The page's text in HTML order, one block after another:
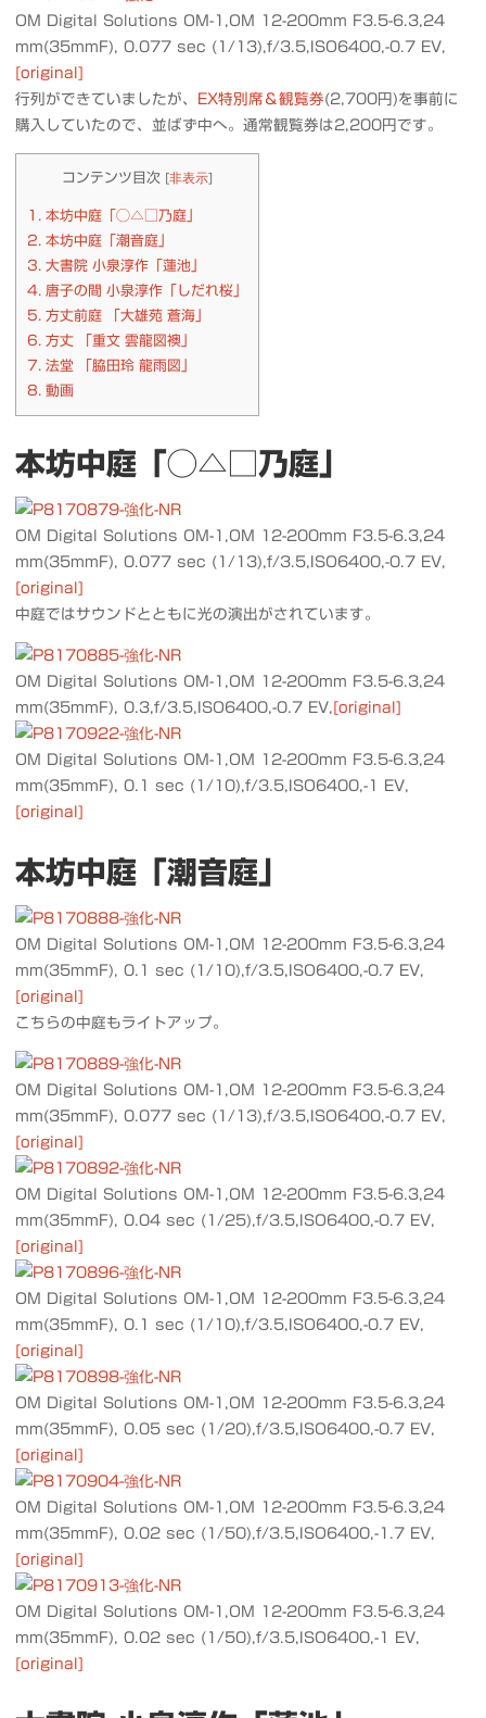
OM Digital Solutions OM-1,OM 12-200mm F3.5-6.3,24
mm(35mmF), 0.077 sec (1/13),f/3.5,ISO6400,-0.7 EV,
[original]
行列ができていましたが、
EX特別席＆観覧券(2,700円)を事前に
購入していたので、並ばず中へ。通常観覧券は2,200円です。
コンテンツ目次 [非表示]
1.本坊中庭「◯△□乃庭」
2.本坊中庭「潮音庭」
3.大書院 小泉淳作「蓮池」
4.唐子の間 小泉淳作「しだれ桜」
5.方丈前庭 「大雄苑 蒼海」
6.方丈 「重文 雲龍図襖」
7.法堂 「脇田玲 龍雨図」
8.動画
本坊中庭「◯△□乃庭」
OM Digital Solutions OM-1,OM 12-200mm F3.5-6.3,24
mm(35mmF), 0.077 sec (1/13),f/3.5,ISO6400,-0.7 EV,
[original]
中庭ではサウンドとともに光の演出がされています。
OM Digital Solutions OM-1,OM 12-200mm F3.5-6.3,24
mm(35mmF), 0.3,f/3.5,ISO6400,-0.7 EV, [original]
OM Digital Solutions OM-1,OM 12-200mm F3.5-6.3,24
mm(35mmF), 0.1 sec (1/10),f/3.5,ISO6400,-1 EV,
[original]
本坊中庭「潮音庭」
OM Digital Solutions OM-1,OM 12-200mm F3.5-6.3,24
mm(35mmF), 0.1 sec (1/10),f/3.5,ISO6400,-0.7 EV,
[original]
こちらの中庭もライトアップ。
OM Digital Solutions OM-1,OM 12-200mm F3.5-6.3,24
mm(35mmF), 0.077 sec (1/13),f/3.5,ISO6400,-0.7 EV,
[original]
OM Digital Solutions OM-1,OM 12-200mm F3.5-6.3,24
mm(35mmF), 0.04 sec (1/25),f/3.5,ISO6400,-0.7 EV,
[original]
OM Digital Solutions OM-1,OM 12-200mm F3.5-6.3,24
mm(35mmF), 0.1 sec (1/10),f/3.5,ISO6400,-0.7 EV,
[original]
OM Digital Solutions OM-1,OM 12-200mm F3.5-6.3,24
mm(35mmF), 0.05 sec (1/20),f/3.5,ISO6400,-0.7 EV,
[original]
OM Digital Solutions OM-1,OM 12-200mm F3.5-6.3,24
mm(35mmF), 0.02 sec (1/50),f/3.5,ISO6400,-1.7 EV,
[original]
OM Digital Solutions OM-1,OM 12-200mm F3.5-6.3,24
mm(35mmF), 0.02 sec (1/50),f/3.5,ISO6400,-1 EV,
[original]